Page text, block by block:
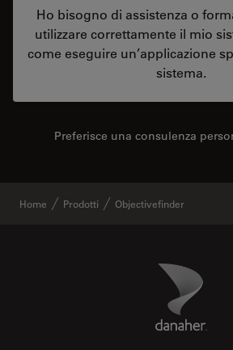
Ho bisogno di assistenza o
utilizzare correttamente il mio
come eseguire un’applicazione
sistema.
Preferisce una consulenza
Home Prodotti Objectivefinder
Danaher Logo